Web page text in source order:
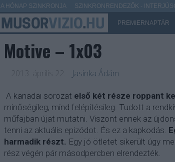
PREMIERNAPTÁR
A HÓNAP SZINKRONJA SZINKRONRENDEZŐK -
Motive – 1x03
2013. április 22. Jasinka Ádám
A kanadai sorozat első két része roppant
minőségileg, mind felépítésileg. Tudott a
műfajban újat mutatni. Viszont ennek az
tenni az aktuális epizódot. És ez a kapkodás.
harmadik részt. Egy jó ötletet sikerült úgy
rész végén pár másodpercben elrendezték.